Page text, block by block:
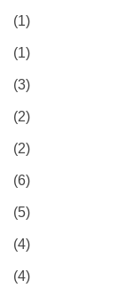
(1)
(1)
(3)
(2)
(2)
(6)
(5)
(4)
(4)